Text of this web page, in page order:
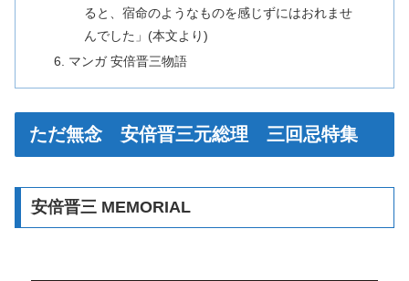
ると、宿命のようなものを感じずにはおれませ
んでした」(本文より)
マンガ 安倍晋三物語
ただ無念 安倍晋三元総理 三回忌特集
安倍晋三 MEMORIAL